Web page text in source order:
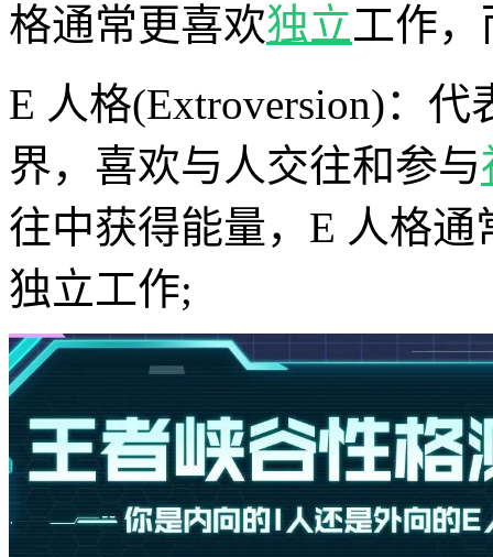
格通常更喜欢独立工作
E 人格(Extroversion)：
界，喜欢与人交往和参与
往中获得能量，E 人格
独立工作;